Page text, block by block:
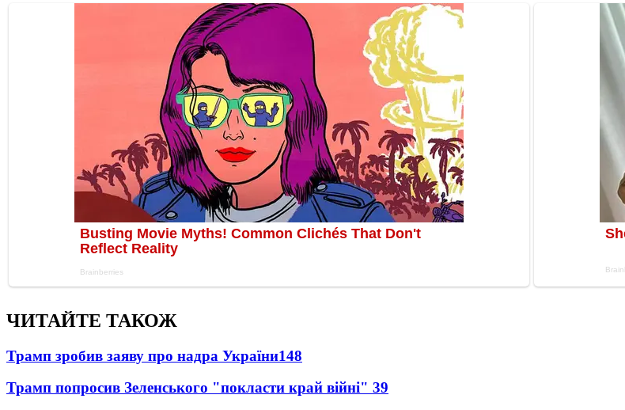
ЧИТАЙТЕ ТАКОЖ
Трамп зробив заяву про надра України148
Трамп попросив Зеленського "покласти край війні" 39